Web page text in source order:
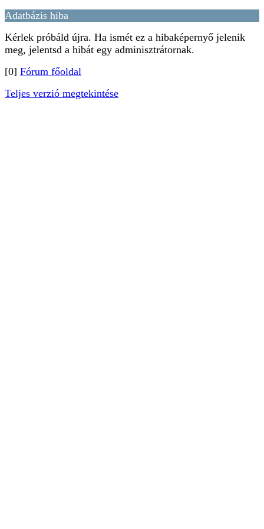
Adatbázis hiba
Kérlek próbáld újra. Ha ismét ez a hibaképernyő jelenik
meg, jelentsd a hibát egy adminisztrátornak.
[0] Fórum főoldal
Teljes verzió megtekintése